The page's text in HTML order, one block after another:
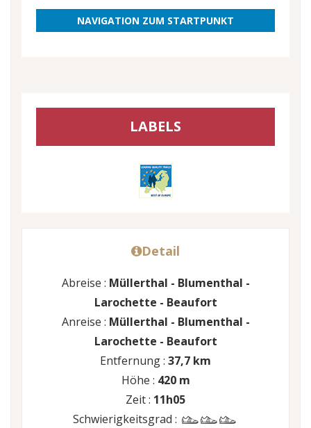
NAVIGATION ZUM STARTPUNKT
LABELS
Detail
Abreise : Müllerthal - Blumenthal -
Larochette - Beaufort
Anreise : Müllerthal - Blumenthal -
Larochette - Beaufort
Entfernung : 37,7 km
Höhe : 420 m
Zeit : 11h05
Schwierigkeitsgrad :